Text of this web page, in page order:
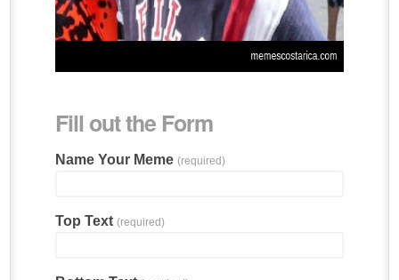
Fill out the Form
Name Your Meme (required)
Top Text (required)